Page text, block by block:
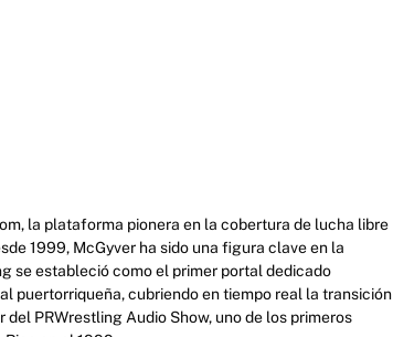
la plataforma pionera en la cobertura de lucha libre
1999, McGyver ha sido una figura clave en la
se estableció como el primer portal dedicado
puertorriqueña, cubriendo en tiempo real la transición
PRWrestling Audio Show, uno de los primeros